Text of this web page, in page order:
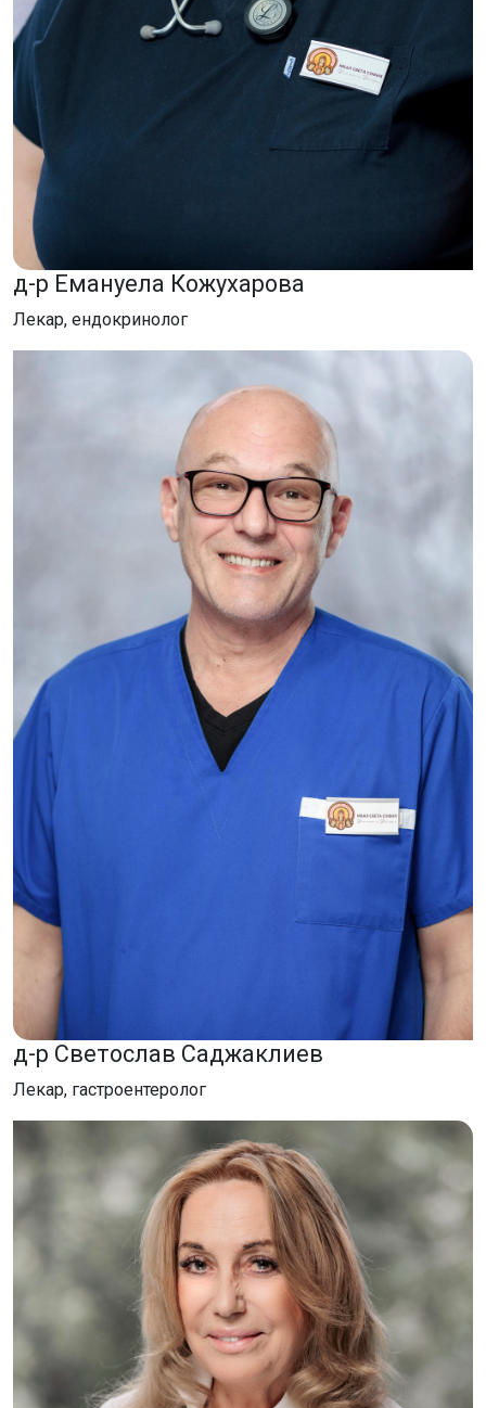
д-р Емануела Кожухарова
Лекар, ендокринолог
д-р Светослав Саджаклиев
Лекар, гастроентеролог